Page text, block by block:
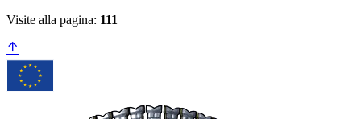
Visite alla pagina: 111